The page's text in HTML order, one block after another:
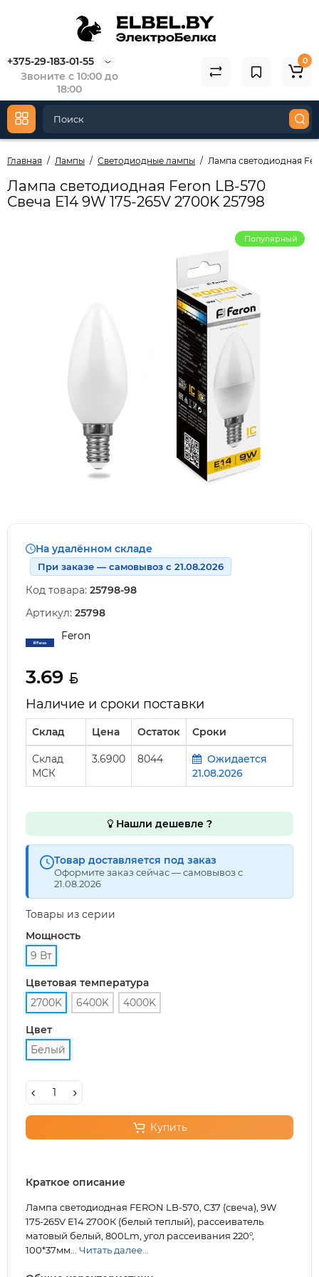
+375-29-183-01-55
Звоните с 10:00 до
18:00
0
Главная Лампы Светодиодные лампы Лампа светодиодная
Лампа светодиодная Feron LB-570
Свеча E14 9W 175-265V 2700K 25798
Популярный
На удалённом складе
При заказе — самовывоз с 21.08.2026
Код товара: 25798-98
Артикул: 25798
Feron
3.69
Наличие и сроки поставки
Склад Цена Остаток Сроки
Склад
МСК
3.6900 8044
Ожидается
21.08.2026
Нашли дешевле ?
Товар доставляется под заказ
Оформите заказ сейчас — самовывоз с
21.08.2026
Товары из серии
Мощность
9 Вт
Цветовая температура
2700K
6400K 4000K
Цвет
Белый
Купить
Краткое описание
Лампа светодиодная FERON LB-570, C37 (свеча), 9W
175-265V E14 2700К (белый теплый), рассеиватель
матовый белый, 800Lm, угол рассеивания 220°,
100*37мм... Читать далее...